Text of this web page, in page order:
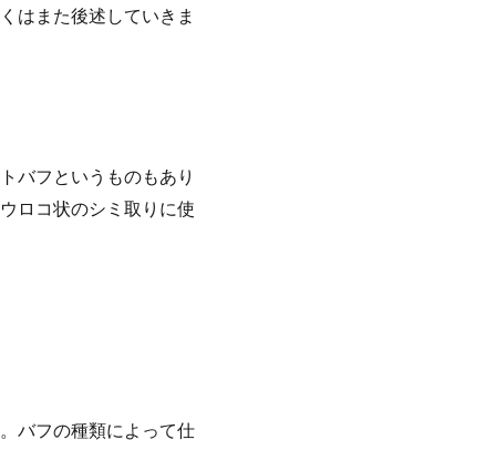
はまた後述していきま
バフというものもあり
ロコ状のシミ取りに使
バフの種類によって仕